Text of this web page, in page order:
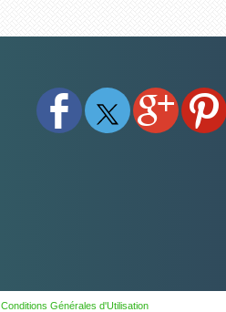
Conditions Générales d'Utilisation